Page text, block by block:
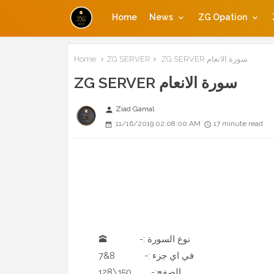
Home News ZG Opation
Home ZG SERVER ZG SERVER سورة الانعام
ZG SERVER سورة الانعام
person Ziad Gamal
11/16/2019 02:08:00 AM
17 minute read
🕋 -: نوع السورة
7&8 -: في اي جزء